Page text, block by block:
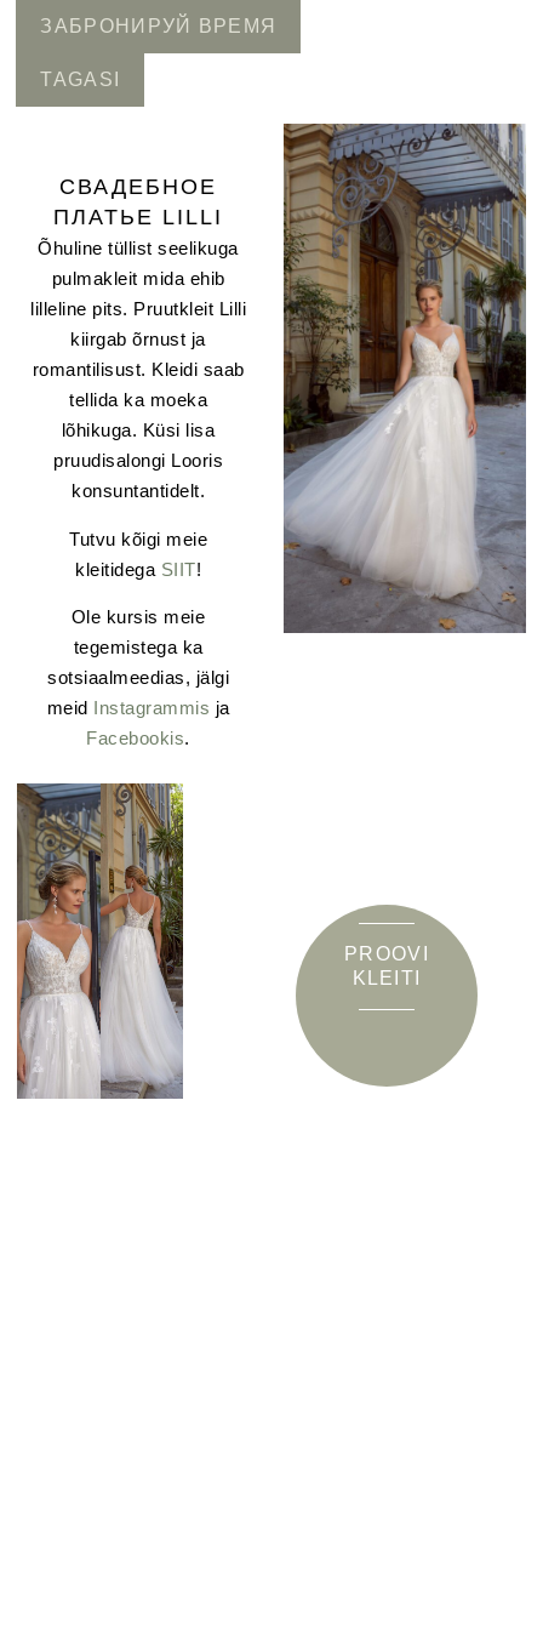
ЗАБРОНИРУЙ ВРЕМЯ
TAGASI
CВАДЕБНОЕ
ПЛАТЬЕ LILLI
Õhuline tüllist seelikuga
pulmakleit mida ehib
lilleline pits. Pruutkleit Lilli
kiirgab õrnust ja
romantilisust. Kleidi saab
tellida ka moeka
lõhikuga. Küsi lisa
pruudisalongi Looris
konsuntantidelt.
Tutvu kõigi meie
kleitidega SIIT!
Ole kursis meie
tegemistega ka
sotsiaalmeedias, jälgi
meid Instagrammis ja
Facebookis.
PROOVI
KLEITI